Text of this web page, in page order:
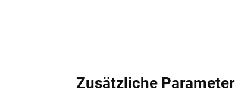
Zusätzliche Parameter